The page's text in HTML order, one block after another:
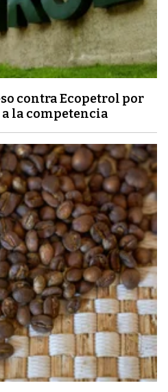
contra Ecopetrol por
la competencia